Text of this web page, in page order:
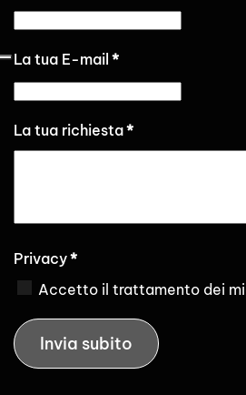
La tua E-mail *
La tua richiesta*
Privacy*
Accetto il trattamento dei
Invia subito